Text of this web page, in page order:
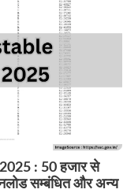
: 50 हजार से
सम्बंधित और अन्य